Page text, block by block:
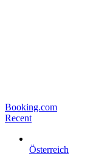
Booking.com
Recent
Österreich